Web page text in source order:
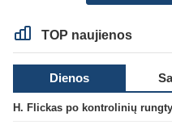
TOP naujienos
Dienos
H. Flickas po kontrolinių